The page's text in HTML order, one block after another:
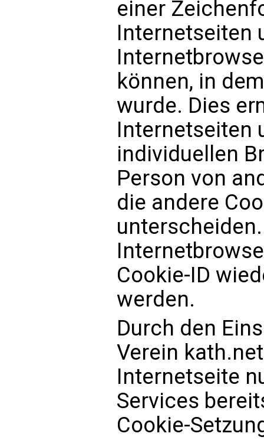
einer
Internetseiten
können, in
wurde. Dies
Internetseiten
individuellen
Person von
die andere
Cookie-ID
werden.
Durch den
Verein
Internetseite
Services
Cookie-